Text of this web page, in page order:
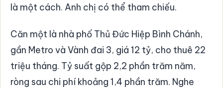
là một cách. Anh chị có thể tham chiếu.
Căn một là nhà phố Thủ Đức Hiệp Bình Chánh,
gần Metro và Vành đai 3, giá 12 tỷ, cho thuê 22
triệu tháng. Tỷ suất gộp 2,2 phần trăm năm,
ròng sau chi phí khoảng 1,4 phần trăm. Nghe